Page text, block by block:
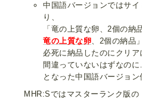
中国語バージョンではサ
り、
「竜の上質な卵、2個の納
竜の上質な卵、2個の納品
必死に納品したのにクリ
間違っていないはずなの
となった中国語バージョン
MHR:Sではマスターランク版の